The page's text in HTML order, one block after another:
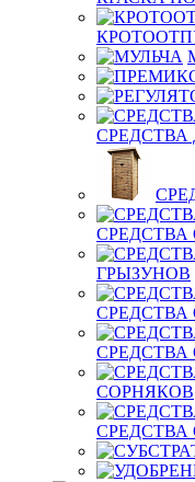
СРЕДСТВА
ГРЫЗУНОВ
СОРНЯКОВ
СРЕДСТВА